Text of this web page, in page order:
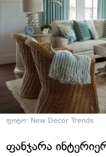
ფოტო: New Decor Trends
ფანჯარა